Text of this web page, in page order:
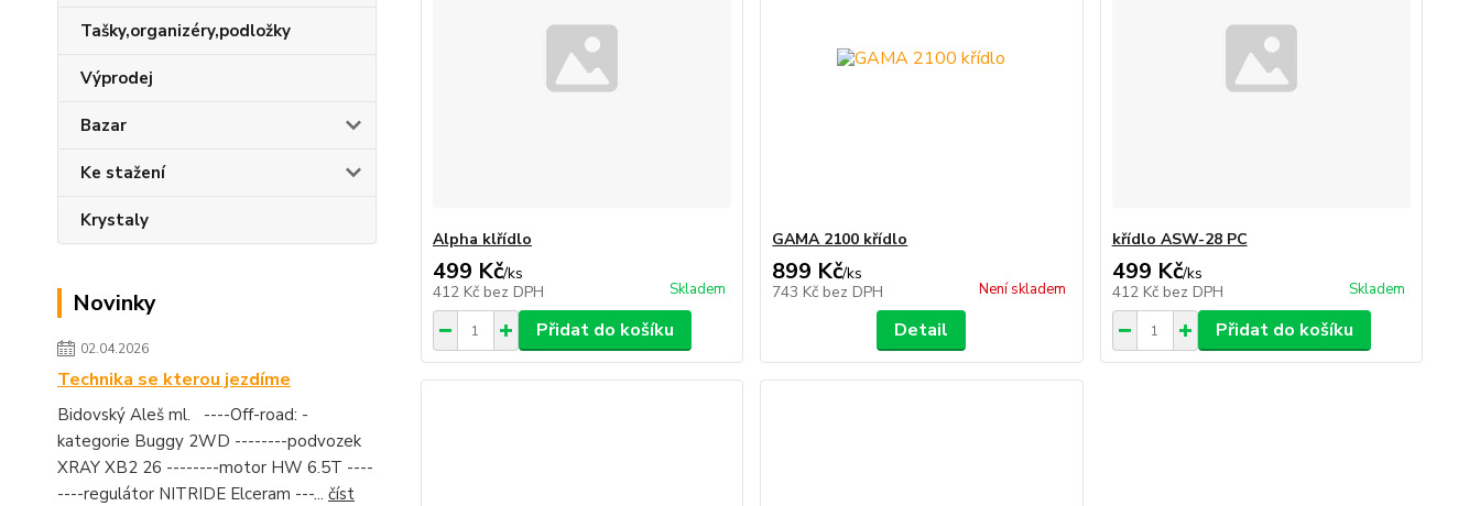
Tašky,organizéry,podložky
Výprodej
Bazar
Ke stažení
Krystaly
Novinky
02.04.2026
Technika se kterou jezdíme
Bidovský Aleš ml. ----Off-road: -
kategorie Buggy 2WD --------podvozek
XRAY XB2 26 --------motor HW 6.5T ----
----regulátor NITRIDE Elceram ---... číst
Alpha klřídlo
499 Kč/ks
412 Kč bez DPH Skladem
Přidat do košíku
GAMA 2100 křídlo
899 Kč/ks
743 Kč bez DPH Není skladem
Detail
křídlo ASW-28 PC
499 Kč/ks
412 Kč bez DPH Skladem
Přidat do košíku